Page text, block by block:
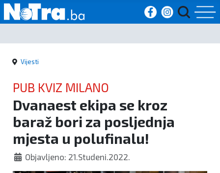
Početna
Vijesti
Sport
Kultura
Crna
kronika
Vijesti
PUB KVIZ MILANO
Dvanaest ekipa se kroz
baraž bori za posljednja
mjesta u polufinalu!
Objavljeno: 21.Studeni.2022.